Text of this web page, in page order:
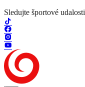
Sledujte športové udalosti